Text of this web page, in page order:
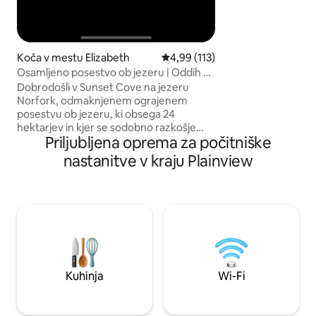
Koča v mestu Elizabeth Povprečna ocena: 4,99 od 5, št.
4,99 (113)
Osamljeno posestvo ob jezeru | Oddih za
pare
Dobrodošli v Sunset Cove na jezeru
Norfork, odmaknjenem ograjenem
posestvu ob jezeru, ki obsega 24
hektarjev in kjer se sodobno razkošje
združi z nedotaknjeno divjino Ozarka.
Zbudite se z osupljivim razgledom na
jezero, preživite dan ob luksuznem
sta samo še dve drugi nastanitvi za
najem, obdaja pa ju več kot 200
hektarjev okoliške divjine, zato je to
redko zatočišče, namenjeno
Priljubljena oprema za počitniške
nastanitve v kraju Plainview
Kuhinja Wi-Fi